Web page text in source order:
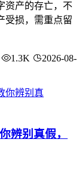
资产的存亡，不
受损，需重点留
1.3K
2026-08-
辨别真假，